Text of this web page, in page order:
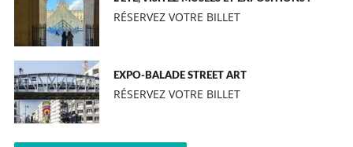
RÉSERVEZ VOTRE BILLET
EXPO-BALADE STREET ART
RÉSERVEZ VOTRE BILLET